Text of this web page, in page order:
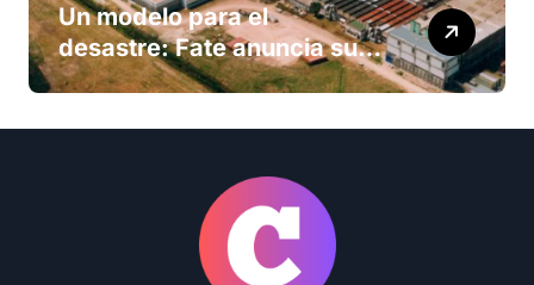
Un modelo para el
desastre: Fate anuncia su
cierre definitivo y despide a